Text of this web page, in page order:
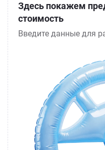
Здесь покажем
стоимость
Введите данные для